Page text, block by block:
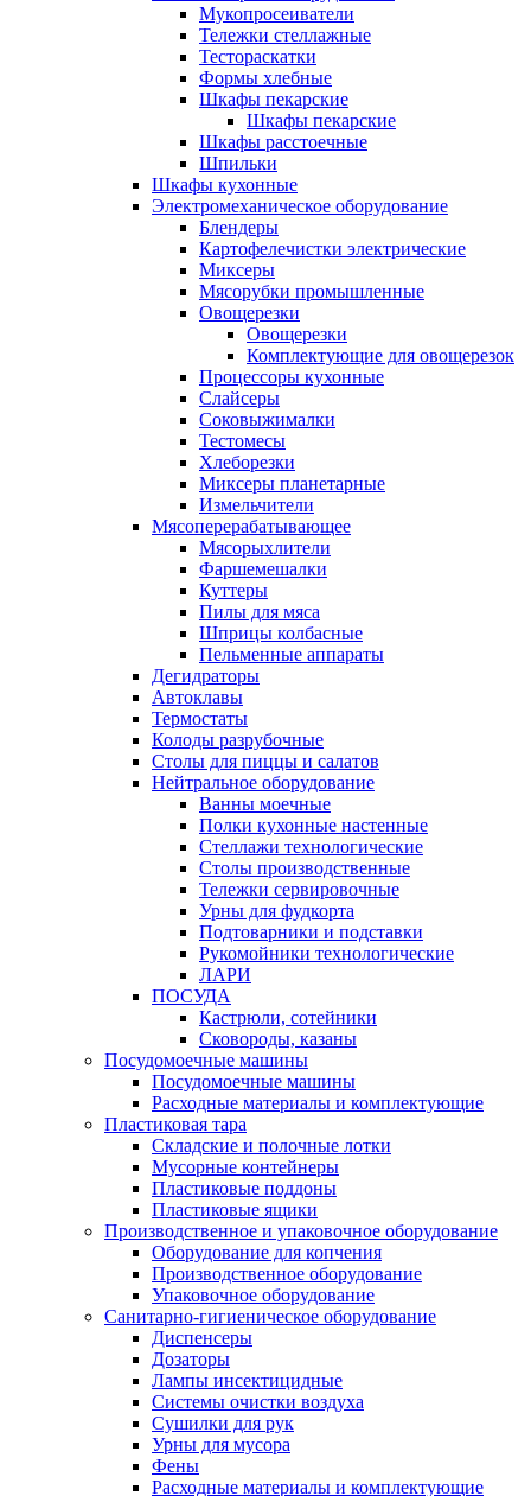
Мукопросеиватели
Тележки стеллажные
Тестораскатки
Формы хлебные
Шкафы пекарские
Шкафы пекарские
Шкафы расстоечные
Шпильки
Шкафы кухонные
Электромеханическое оборудование
Блендеры
Картофелечистки электрические
Миксеры
Мясорубки промышленные
Овощерезки
Овощерезки
Комплектующие для овощерезок
Процессоры кухонные
Слайсеры
Соковыжималки
Тестомесы
Хлеборезки
Миксеры планетарные
Измельчители
Мясоперерабатывающее
Мясорыхлители
Фаршемешалки
Куттеры
Пилы для мяса
Шприцы колбасные
Пельменные аппараты
Дегидраторы
Автоклавы
Термостаты
Колоды разрубочные
Столы для пиццы и салатов
Нейтральное оборудование
Ванны моечные
Полки кухонные настенные
Стеллажи технологические
Столы производственные
Тележки сервировочные
Урны для фудкорта
Подтоварники и подставки
Рукомойники технологические
ЛАРИ
ПОСУДА
Кастрюли, сотейники
Сковороды, казаны
Посудомоечные машины
Посудомоечные машины
Расходные материалы и комплектующие
Пластиковая тара
Складские и полочные лотки
Мусорные контейнеры
Пластиковые поддоны
Пластиковые ящики
Производственное и упаковочное оборудование
Оборудование для копчения
Производственное оборудование
Упаковочное оборудование
Санитарно-гигиеническое оборудование
Диспенсеры
Дозаторы
Лампы инсектицидные
Системы очистки воздуха
Сушилки для рук
Урны для мусора
Фены
Расходные материалы и комплектующие